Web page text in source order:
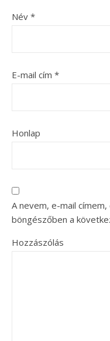
Név *
E-mail cím *
Honlap
A nevem, e-mail
böngészőben a
Hozzászólás